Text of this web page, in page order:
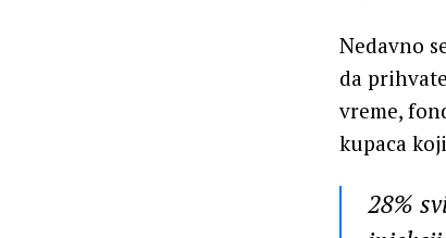
Nedavno
da
vreme,
kupaca
28%